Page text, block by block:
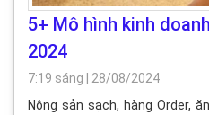
5+ Mô hình kinh
2024
7:19 sáng
28/08/2024
Nông sản sạch, hàng Order,